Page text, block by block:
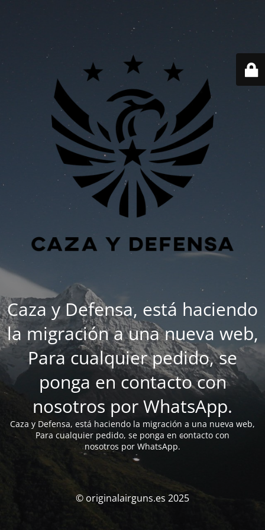
Caza y Defensa, está haciendo
la migración a una nueva web,
Para cualquier pedido, se
ponga en contacto con
nosotros por WhatsApp.
Caza y Defensa, está haciendo la migración a una nueva web,
Para cualquier pedido, se ponga en contacto con
nosotros por WhatsApp.
© originalairguns.es 2025